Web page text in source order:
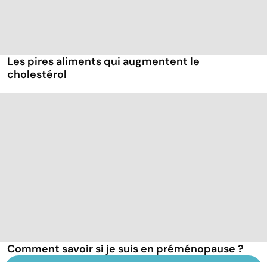
Les pires aliments qui augmentent le
cholestérol
Comment savoir si je suis en préménopause ?